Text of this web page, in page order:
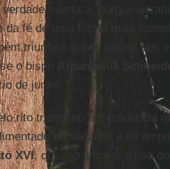
triunfará, porque a
da fé de uma forma mais
triunfará sobre alguns dos
o bispo
Athanasius
de junho.
rito tridentino é a tendência
há décadas e foi
XVI, que, ao ampliar o uso